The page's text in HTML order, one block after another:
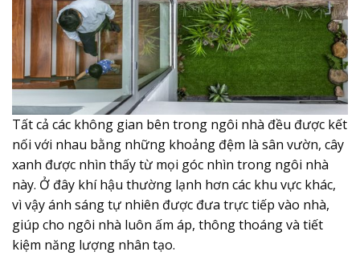
Tất cả các không gian bên trong ngôi nhà đều được kết
nối với nhau bằng những khoảng đệm là sân vườn, cây
xanh được nhìn thấy từ mọi góc nhìn trong ngôi nhà
này. Ở đây khí hậu thường lạnh hơn các khu vực khác,
vì vậy ánh sáng tự nhiên được đưa trực tiếp vào nhà,
giúp cho ngôi nhà luôn ấm áp, thông thoáng và tiết
kiệm năng lượng nhân tạo.